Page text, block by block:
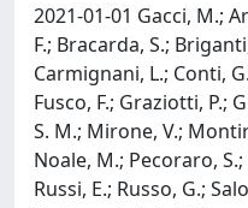
2021-01-01 Gacci, M.;
F.; Bracarda, S.;
Carmignani, L.; Conti,
Fusco, F.; Graziotti, P.;
S. M.; Mirone, V.;
Noale, M.; Pecoraro,
Russi, E.; Russo, G.;